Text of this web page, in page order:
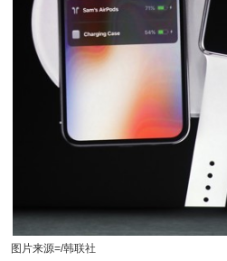
图片来源=/韩联社